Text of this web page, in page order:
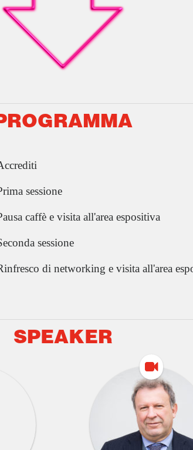
sessione
caffè e visita all'area espositiva
sessione
di networking e visita all'area
SPEAKER